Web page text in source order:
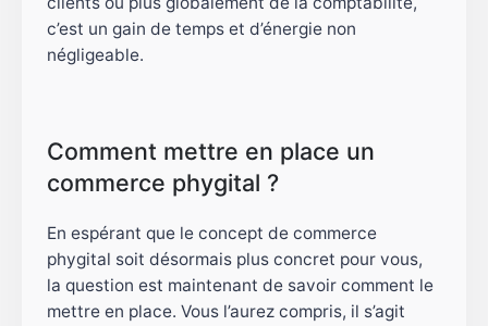
c’est un gain de temps et d’énergie non
négligeable.
Comment mettre en place un
commerce phygital ?
En espérant que le concept de commerce
phygital soit désormais plus concret pour vous,
la question est maintenant de savoir comment le
mettre en place. Vous l’aurez compris, il s’agit